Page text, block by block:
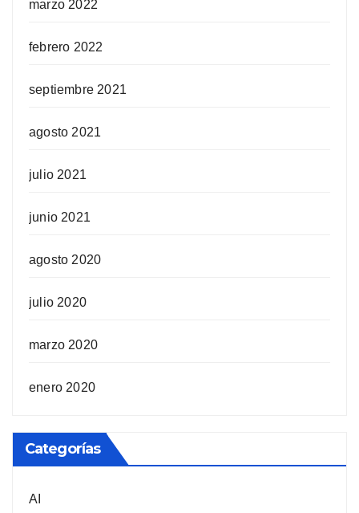
marzo 2022
febrero 2022
septiembre 2021
agosto 2021
julio 2021
junio 2021
agosto 2020
julio 2020
marzo 2020
enero 2020
Categorías
AI